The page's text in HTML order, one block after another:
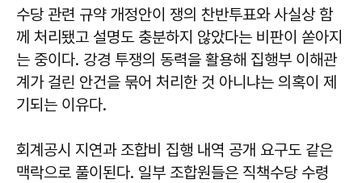
수당 관련 규약 개정안이 쟁의 찬반투표와 사실상 함
께 처리됐고 설명도 충분하지 않았다는 비판이 쏟아지
는 중이다. 강경 투쟁의 동력을 활용해 집행부 이해관
계가 걸린 안건을 묶어 처리한 것 아니냐는 의혹이 제
기되는 이유다.
회계공시 지연과 조합비 집행 내역 공개 요구도 같은
맥락으로 풀이된다. 일부 조합원들은 직책수당 수령